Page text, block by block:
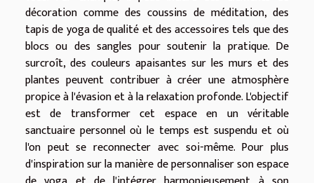
décoration comme des coussins de méditation, des
tapis de yoga de qualité et des accessoires tels que des
blocs ou des sangles pour soutenir la pratique. De
surcroît, des couleurs apaisantes sur les murs et des
plantes peuvent contribuer à créer une atmosphère
propice à l'évasion et à la relaxation profonde. L'objectif
est de transformer cet espace en un véritable
sanctuaire personnel où le temps est suspendu et où
l'on peut se reconnecter avec soi-même. Pour plus
d'inspiration sur la manière de personnaliser son espace